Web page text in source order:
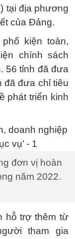
tại địa phương
của Đảng.
kiện toàn,
chính sách
56 tỉnh đã đưa
đã đưa chỉ tiêu
phát triển kinh
đơn vị hoàn
năm 2022.
hỗ trợ thêm từ
tham gia